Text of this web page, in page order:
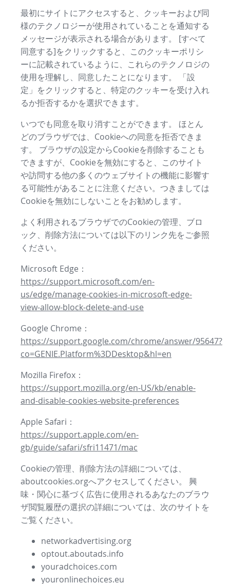
最初にサイトにアクセスすると、クッキーおよび同
様のテクノロジーが使用されていることを通知する
メッセージが表示される場合があります。 [すべて
同意する]をクリックすると、このクッキーポリシ
ーに記載されているように、これらのテクノロジの
使用を理解し、同意したことになります。 「設
定」をクリックすると、特定のクッキーを受け入れ
るか拒否するかを選択できます。
いつでも同意を取り消すことができます。 ほとん
どのブラウザでは、Cookieへの同意を拒否できま
す。 ブラウザの設定からCookieを削除することも
できますが、Cookieを無効にすると、このサイト
や訪問する他の多くのウェブサイトの機能に影響す
る可能性があることに注意ください。つきましては
Cookieを無効にしないことをお勧めします。
よく利用されるブラウザでのCookieの管理、ブロ
ック、削除方法については以下のリンク先をご参照
ください。
Microsoft Edge：
https://support.microsoft.com/en-
us/edge/manage-cookies-in-microsoft-edge-
view-allow-block-delete-and-use
Google Chrome：
https://support.google.com/chrome/answer/95647?
co=GENIE.Platform%3DDesktop&hl=en
Mozilla Firefox：
https://support.mozilla.org/en-US/kb/enable-
and-disable-cookies-website-preferences
Apple Safari：
https://support.apple.com/en-
gb/guide/safari/sfri11471/mac
Cookieの管理、削除方法の詳細については、
aboutcookies.orgへアクセスしてください。 興
味・関心に基づく広告に使用されるあなたのブラウ
ザ閲覧履歴の選択の詳細については、次のサイトを
ご覧ください。
networkadvertising.org
optout.aboutads.info
youradchoices.com
youronlinechoices.eu